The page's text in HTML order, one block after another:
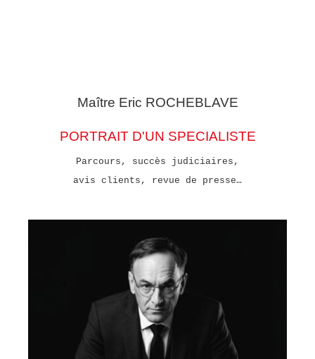
Maître Eric ROCHEBLAVE
PORTRAIT D'UN SPECIALISTE
Parcours, succès judiciaires,
avis clients, revue de presse…